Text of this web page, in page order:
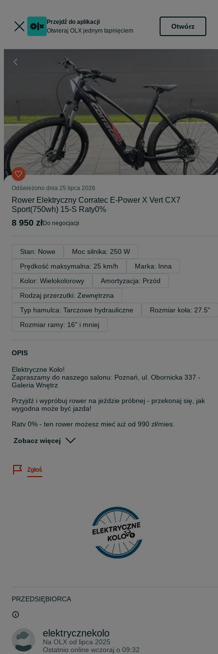
Przejdź do aplikacji
Otwieraj OLX jednym tapnięciem
Otwórz
Odświeżono dnia 25 lipca 2026
Rower Elektryczny Corratec E-Power X Vert CX7
Sport(750wh) 15-S Raty0%
8 950 zł do negocjacji
Stan: Nowe
Moc silnika: 250 W
Prędkość maksymalna: 25 km/h
Marka: Inna
Kolor: Wielokolorowy
Amortyzacja: Przód
Rodzaj przerzutki: Zewnętrzna
Typ hamulca: Tarczowe hydrauliczne
Rozmiar koła: 27.5"
Rozmiar ramy: 16" i mniej
OPIS
Elektryczne Koło!
Zapraszamy do naszego salonu: Poznań, ul. Obornicka 337 -
Galeria Wnętrz
Przyjdź i wypróbuj rower na jeździe próbnej - przekonaj się, jak
wygodna może być jazda!
Raty 0% - ten rower możesz mieć już od 990 zł/mies.
Posiadamy szeroki wybór Rowerów i akcesoriów
Ładowarka : BES3 4A Charger (230V)
Rama: Corratec EP X-Vert 27.5/29″ Aluminium Trapez 12x148mm
Manetki: SHIMANO SL-U6000 10R CUES
Hamulce: HYDRAULICZNY TARCZOWY
Kaseta: SHIMANO CS-LG300-10 CUES 10- 11-48T
Zobacz więcej
Zgłoś
PRZEDSIĘBIORCA
elektrycznekolo
Na OLX od lipca 2025
Ostatnio online wczoraj o 09:32